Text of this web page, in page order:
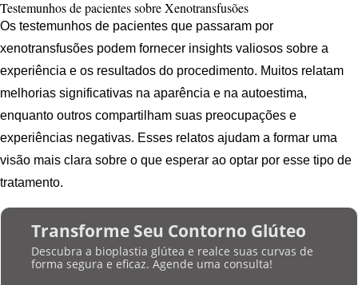
Testemunhos de pacientes sobre Xenotransfusões
Os testemunhos de pacientes que passaram por
xenotransfusões podem fornecer insights valiosos sobre a
experiência e os resultados do procedimento. Muitos relatam
melhorias significativas na aparência e na autoestima,
enquanto outros compartilham suas preocupações e
experiências negativas. Esses relatos ajudam a formar uma
visão mais clara sobre o que esperar ao optar por esse tipo de
tratamento.
Transforme Seu Contorno Glúteo
Descubra a bioplastia glútea e realce suas curvas de
forma segura e eficaz. Agende uma consulta!